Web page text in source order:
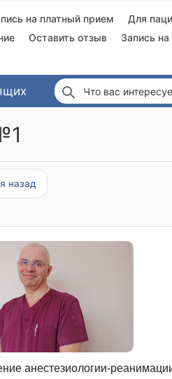
на платный прием Для
Оставить отзыв Запись
Что вас
назад
анестезиологии-